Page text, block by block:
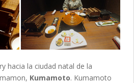
hacia la ciudad natal de la
Kumamoto. Kumamoto